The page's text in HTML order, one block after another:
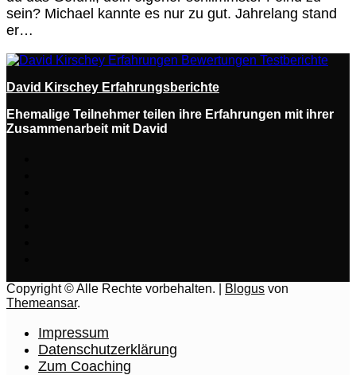
sein? Michael kannte es nur zu gut. Jahrelang stand
er…
David Kirschey Erfahrungsberichte
Ehemalige Teilnehmer teilen ihre Erfahrungen mit ihrer
Zusammenarbeit mit David
Copyright © Alle Rechte vorbehalten. Blogus von
Themeansar.
Impressum
Datenschutzerklärung
Zum Coaching